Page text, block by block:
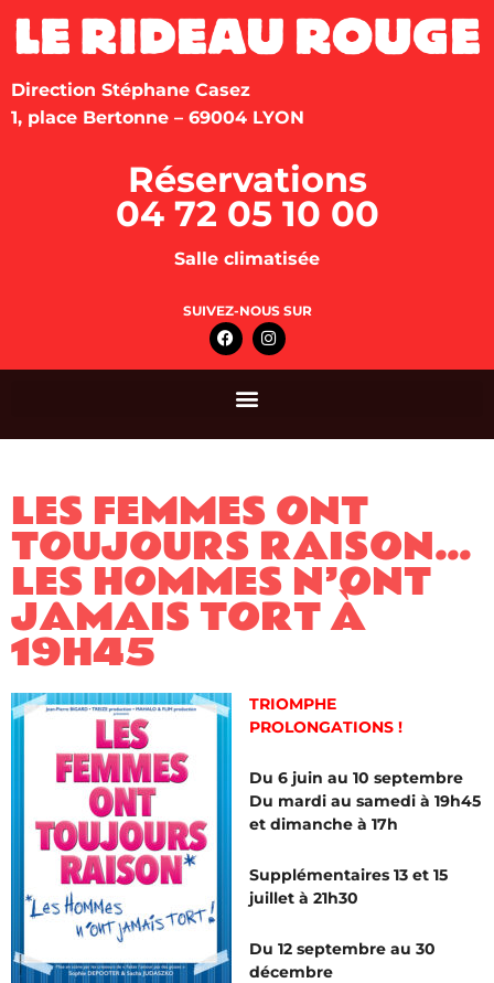
Direction Stéphane Casez
1, place Bertonne – 69004 LYON
Réservations
04 72 05 10 00
Salle climatisée
SUIVEZ-NOUS SUR
LES FEMMES ONT
TOUJOURS RAISON…
LES HOMMES N’ONT
JAMAIS TORT À
19H45
TRIOMPHE
PROLONGATIONS !
Du 6 juin au 10 septembre
Du mardi au samedi à 19h45
et dimanche à 17h
Supplémentaires 13 et 15
juillet à 21h30
Du 12 septembre au 30
décembre